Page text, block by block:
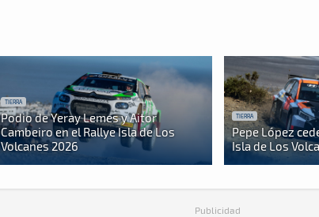
TIERRA
Podio de Yeray Lemes y Aitor
Cambeiro en el Rallye Isla de Los
Volcanes 2026
TIERRA
Pepe López
Isla de Los
Publicidad